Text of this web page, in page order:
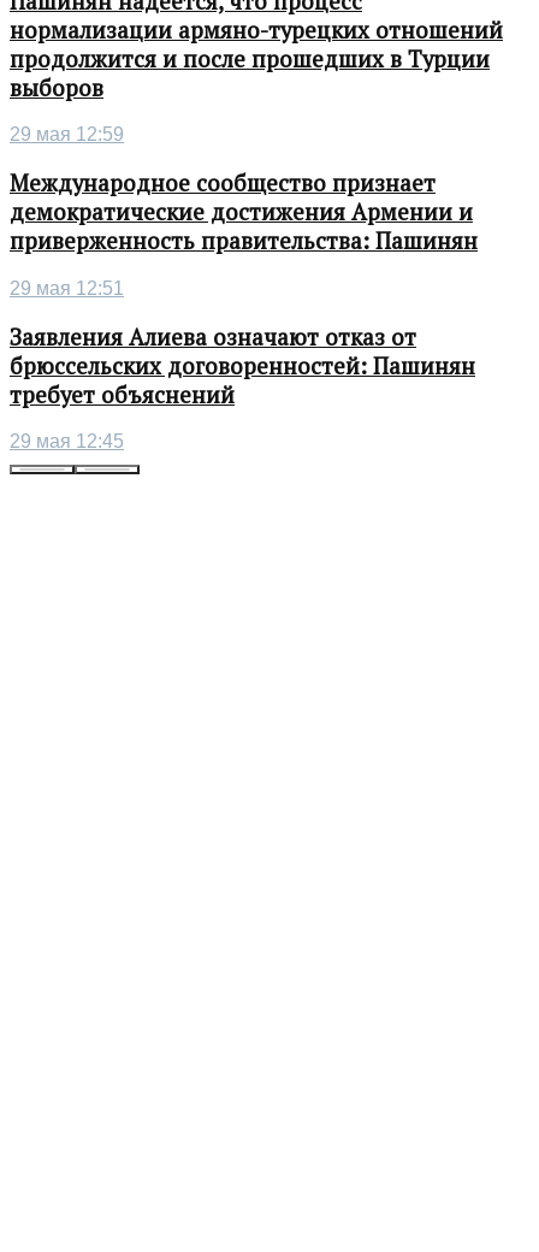
нормализации армяно-турецких отношений
продолжится и после прошедших в Турции
выборов
29 мая 12:59
Международное сообщество признает
демократические достижения Армении и
приверженность правительства: Пашинян
29 мая 12:51
Заявления Алиева означают отказ от
брюссельских договоренностей: Пашинян
требует объяснений
29 мая 12:45